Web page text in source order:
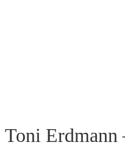
Toni Erdmann